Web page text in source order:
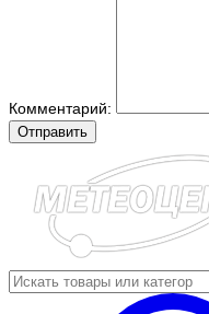
Комментарий:
Отправить